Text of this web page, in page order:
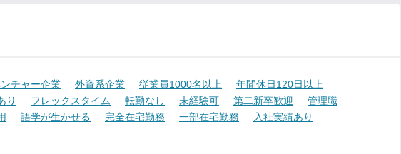
チャー企業 外資系企業 従業員1000名以上
年間休日120日以上
り フレックスタイム 転勤なし 未経験可 第二新卒歓迎
管理職
語学が生かせる 完全在宅勤務 一部在宅勤務
入社実績あり